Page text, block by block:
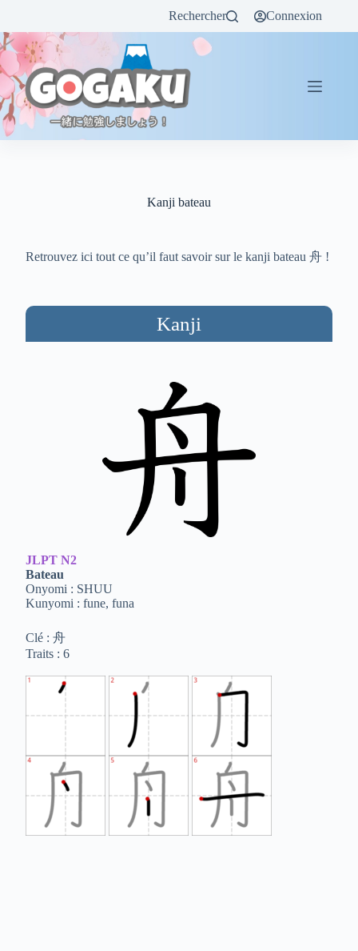
Rechercher Connexion
Kanji bateau
Retrouvez ici tout ce qu’il faut savoir sur le kanji bateau 舟 !
Kanji
JLPT N2
Bateau
Onyomi : SHUU
Kunyomi : fune, funa
Clé : 舟
Traits : 6